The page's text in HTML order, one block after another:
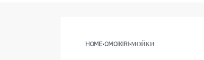
HOME›OMOIKIRI ›МОЙКИ